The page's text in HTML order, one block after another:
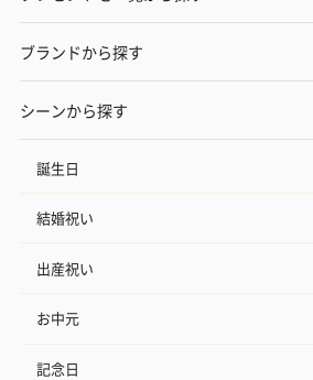
ブランドから探す
シーンから探す
誕生日
結婚祝い
出産祝い
お中元
記念日